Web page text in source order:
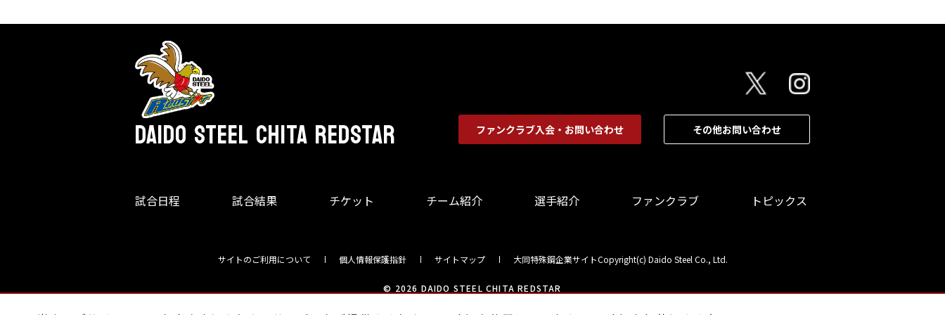
DAIDO STEEL CHITA REDSTAR ファンクラブ入会・お問い合わせ その他お問い合わせ
試合日程 試合結果 チケット チーム紹介 選手紹介 ファンクラブ トピックス
サイトのご利用について 個人情報保護指針 サイトマップ 大同特殊鋼企業サイトCopyright(c) Daido Steel Co., Ltd.
© 2026 DAIDO STEEL CHITA REDSTAR